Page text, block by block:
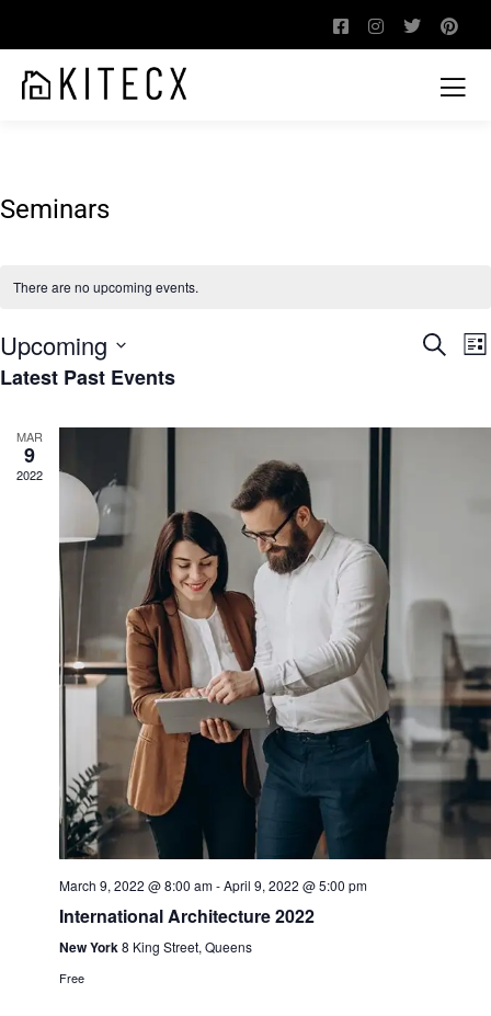
Seminars
There are no upcoming events.
Search
List
Upcoming
Select
Latest Past Events
MAR
9
2022
March 9, 2022 @ 8:00 am-April 9, 2022 @ 5:00 pm
International Architecture 2022
New York8 King Street, Queens
Free